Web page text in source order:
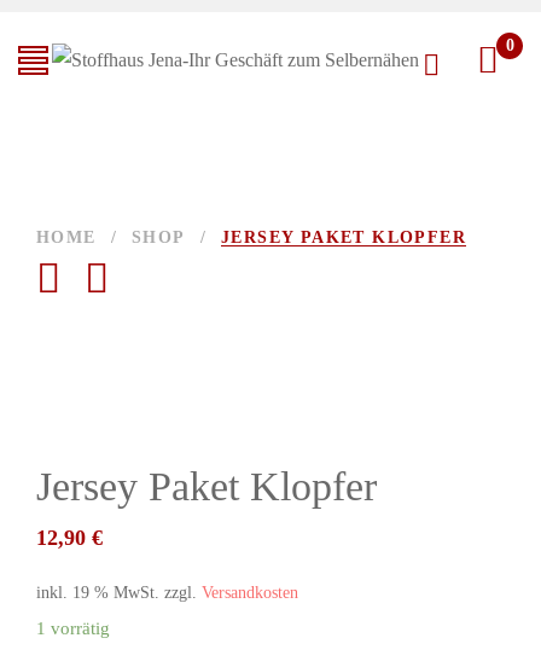
0
HOME / SHOP / JERSEY PAKET KLOPFER
Jersey Paket Klopfer
12,90 €
inkl. 19 % MwSt. zzgl. Versandkosten
1 vorrätig